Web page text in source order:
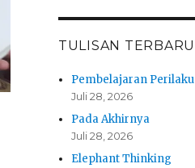
TULISAN TERBARU
Pembelajaran Perilaku
Juli 28, 2026
Pada Akhirnya
Juli 28, 2026
Elephant Thinking